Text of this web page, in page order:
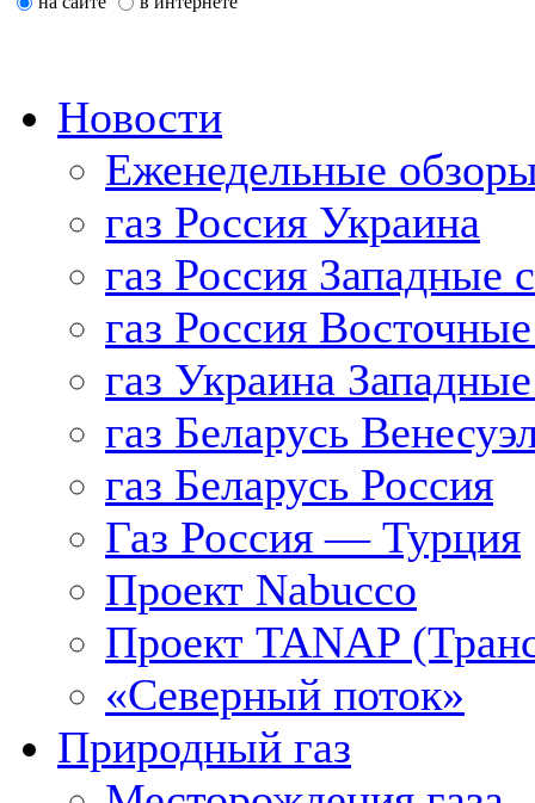
Новости
Еженедельные
газ Россия Украина
газ Россия Западные
газ Россия
газ Украина
газ Беларусь
газ Беларусь Россия
Газ Россия — Турция
Проект Nabucco
Проект TANAP
«Северный поток»
Природный газ